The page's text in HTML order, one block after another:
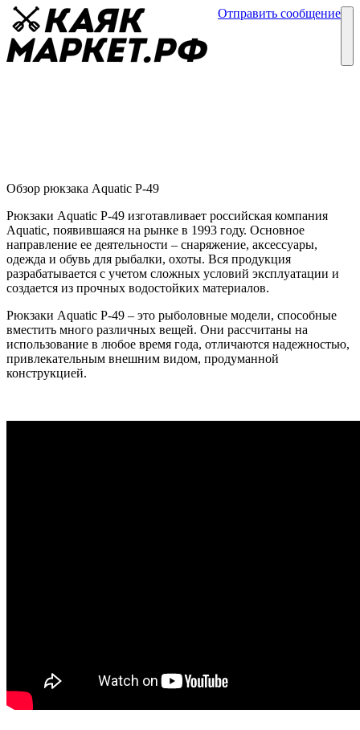
Отправить сообщение
Обзор рюкзака Aquatic P-49
Рюкзаки Aquatic P-49 изготавливает российская компания
Aquatic, появившаяся на рынке в 1993 году. Основное
направление ее деятельности – снаряжение, аксессуары,
одежда и обувь для рыбалки, охоты. Вся продукция
разрабатывается с учетом сложных условий эксплуатации и
создается из прочных водостойких материалов.
Рюкзаки Aquatic Р-49 – это рыболовные модели, способные
вместить много различных вещей. Они рассчитаны на
использование в любое время года, отличаются надежностью,
привлекательным внешним видом, продуманной
конструкцией.